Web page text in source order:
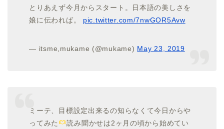
とりあえず今月からスタート。日本語の美しさを
娘に伝われば。 pic.twitter.com/7nwGOR5Avw
— itsme,mukame (@mukame) May 23, 2019
ミーテ、目標設定出来るの知らなくて今日からや
ってみた
読み聞かせは2ヶ月の頃から始めてい